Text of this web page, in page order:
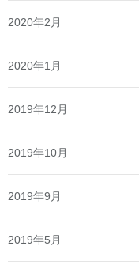
2020年2月
2020年1月
2019年12月
2019年10月
2019年9月
2019年5月